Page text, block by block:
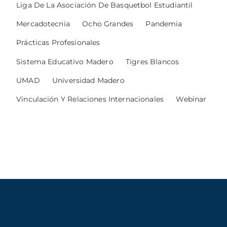
Liga De La Asociación De Basquetbol Estudiantil
Mercadotecnia Ocho Grandes Pandemia
Prácticas Profesionales
Sistema Educativo Madero Tigres Blancos
UMAD Universidad Madero
Vinculación Y Relaciones Internacionales Webinar